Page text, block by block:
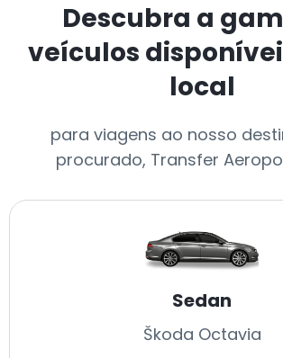
Descubra a
veículos
local
para viagens ao nosso
procurado, Transfer
Sedan
Škoda Octavia